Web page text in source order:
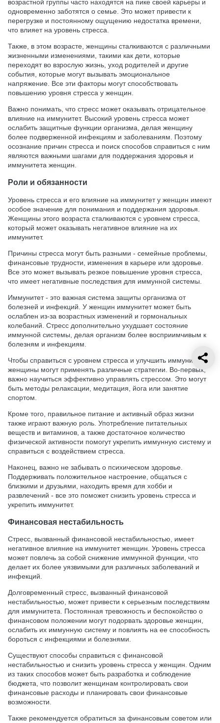
возрастной группы часто находятся на пике своей карьеры и
одновременно заботятся о семье. Это может привести к
перегрузке и постоянному ощущению недостатка времени,
что влияет на уровень стресса.
Также, в этом возрасте, женщины сталкиваются с различными
жизненными изменениями, такими как дети, которые
переходят во взрослую жизнь, уход родителей и другие
события, которые могут вызывать эмоциональное
напряжение. Все эти факторы могут способствовать
повышению уровня стресса у женщин.
Важно понимать, что стресс может оказывать отрицательное
влияние на иммунитет. Высокий уровень стресса может
ослабить защитные функции организма, делая женщину
более подверженной инфекциям и заболеваниям. Поэтому
осознание причин стресса и поиск способов справиться с ним
являются важными шагами для поддержания здоровья и
иммунитета женщин.
Роли и обязанности
Уровень стресса и его влияние на иммунитет у женщин имеют
особое значение для понимания и поддержания здоровья.
Женщины этого возраста сталкиваются с уровнем стресса,
который может оказывать негативное влияние на их
иммунитет.
Причины стресса могут быть разными - семейные проблемы,
финансовые трудности, изменения в карьере или здоровье.
Все это может вызывать резкое повышение уровня стресса,
что имеет негативные последствия для иммунной системы.
Иммунитет - это важная система защиты организма от
болезней и инфекций. У женщин иммунитет может быть
ослаблен из-за возрастных изменений и гормональных
колебаний. Стресс дополнительно ухудшает состояние
иммунной системы, делая организм более восприимчивым к
болезням и инфекциям.
Чтобы справиться с уровнем стресса и улучшить иммунитет,
женщины могут применять различные стратегии. Во-первых,
важно научиться эффективно управлять стрессом. Это могут
быть методы релаксации, медитация, йога или занятие
спортом.
Кроме того, правильное питание и активный образ жизни
также играют важную роль. Употребление питательных
веществ и витаминов, а также достаточное количество
физической активности помогут укрепить иммунную систему и
справиться с воздействием стресса.
Наконец, важно не забывать о психическом здоровье.
Поддерживать положительное настроение, общаться с
близкими и друзьями, находить время для хобби и
развлечений - все это поможет снизить уровень стресса и
укрепить иммунитет.
Финансовая нестабильность
Стресс, вызванный финансовой нестабильностью, имеет
негативное влияние на иммунитет женщин. Уровень стресса
может повлечь за собой снижение иммунной функции, что
делает их более уязвимыми для различных заболеваний и
инфекций.
Долговременный стресс, вызванный финансовой
нестабильностью, может привести к серьезным последствиям
для иммунитета. Постоянная тревожность и беспокойство о
финансовом положении могут подорвать здоровье женщин,
ослабить их иммунную систему и повлиять на ее способность
бороться с инфекциями и болезнями.
Существуют способы справиться с финансовой
нестабильностью и снизить уровень стресса у женщин. Одним
из таких способов может быть разработка и соблюдение
бюджета, что позволит женщинам контролировать свои
финансовые расходы и планировать свои финансовые
возможности.
Также рекомендуется обратиться за финансовым советом или